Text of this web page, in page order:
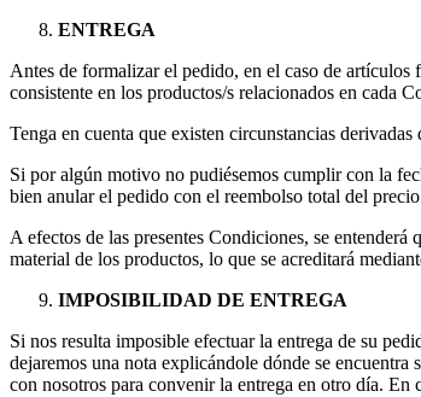
ENTREGA
Antes de formalizar el pedido, en el caso de artículos
consistente en los productos/s relacionados en cada
Tenga en cuenta que existen circunstancias
Si por algún motivo no pudiésemos cumplir con la
bien anular el pedido con el reembolso total del
A efectos de las presentes Condiciones, se
material de los productos, lo que se acreditará
IMPOSIBILIDAD DE ENTREGA
Si nos resulta imposible efectuar la entrega de su
dejaremos una nota explicándole dónde se
con nosotros para convenir la entrega en otro día. En